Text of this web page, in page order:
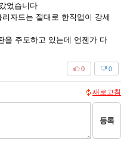
었습니다
자드는 절대로 한직업이 강세
을 주도하고 있는데 언젠가 다
0
0
새로고침
등록